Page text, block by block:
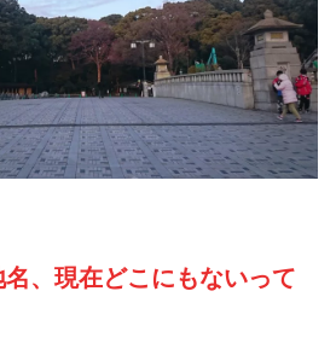
名、現在どこにもないって